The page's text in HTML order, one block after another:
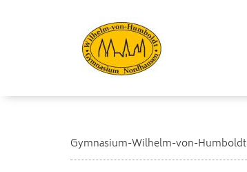
Gymnasium-Wilhelm-von-Humboldt